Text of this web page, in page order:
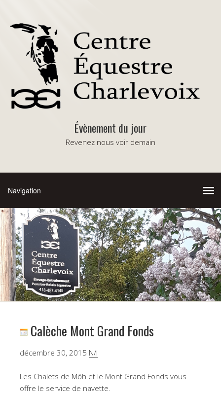
Évènement du jour
Revenez nous voir demain
Calèche Mont Grand Fonds
Calèche
Grand
Fonds
décembre 30, 2015 N/I
Les Chalets de Môh et le Mont Grand Fonds vous
offre le service de navette.